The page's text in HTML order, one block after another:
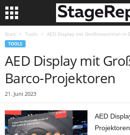
Start Tools AED Display mit Großinvestition in
TOOLS
AED Display mit
Barco-Projektoren
21. Juni 2023
AED